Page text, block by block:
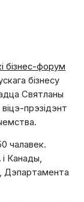
бізнес-форум
бізнесу
Святланы
прэзідэнт
чалавек.
Канады,
Дэпартамента